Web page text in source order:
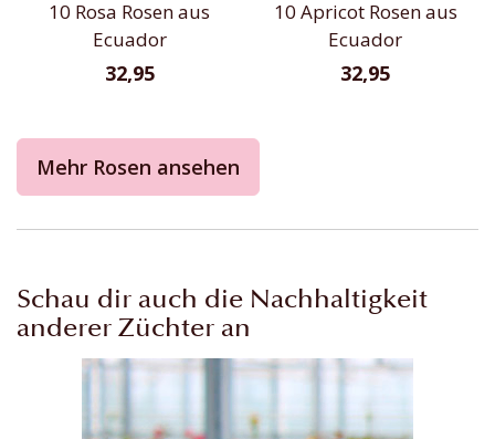
10 Rosa Rosen aus
Ecuador
32,95
10 Apricot Rosen aus
Ecuador
32,95
Mehr Rosen ansehen
Schau dir auch die Nachhaltigkeit
anderer Züchter an